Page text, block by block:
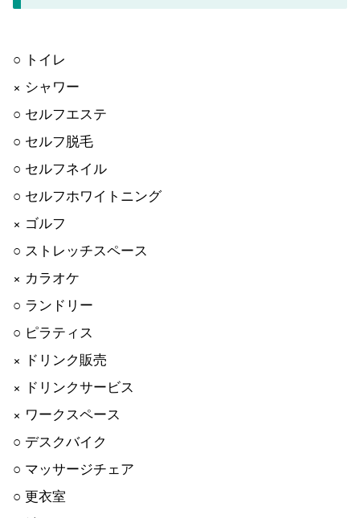
○ トイレ
× シャワー
○ セルフエステ
○ セルフ脱毛
○ セルフネイル
○ セルフホワイトニング
× ゴルフ
○ ストレッチスペース
× カラオケ
○ ランドリー
○ ピラティス
× ドリンク販売
× ドリンクサービス
× ワークスペース
○ デスクバイク
○ マッサージチェア
○ 更衣室